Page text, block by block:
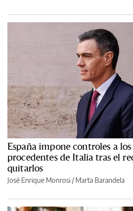
España impone controles a
procedentes de Italia tras el
quitarlos
José Enrique Monrosi / Marta Barandela